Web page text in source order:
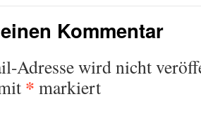
Kommentar
Adresse wird nicht
* markiert